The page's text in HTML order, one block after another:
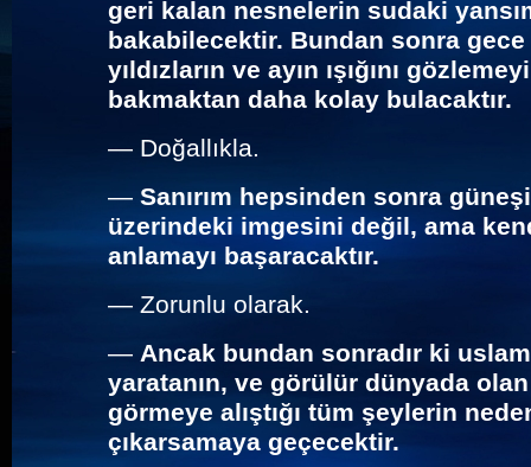
geri kalan nesnelerin sudaki
bakabilecektir. Bundan sonra
yıldızların ve ayın ışığını
bakmaktan daha kolay bulacaktır.
— Doğallıkla.
— Sanırım hepsinden sonra
üzerindeki imgesini değil, ama
anlamayı başaracaktır.
— Zorunlu olarak.
— Ancak bundan sonradır ki
yaratanın, ve görülür dünyada
görmeye alıştığı tüm şeylerin
çıkarsamaya geçecektir.